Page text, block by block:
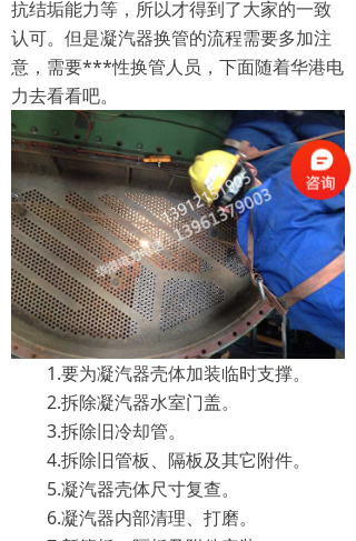
抗结垢能力等，所以才得到了大家的一致
认可。但是凝汽器换管的流程需要多加注
意，需要***性换管人员，下面随着华港电
力去看看吧。
1.要为凝汽器壳体加装临时支撑。
2.拆除凝汽器水室门盖。
3.拆除旧冷却管。
4.拆除旧管板、隔板及其它附件。
5.凝汽器壳体尺寸复查。
6.凝汽器内部清理、打磨。